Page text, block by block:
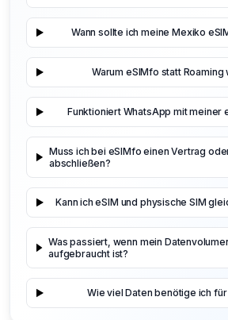
Wann sollte ich meine Mexiko
Warum eSIMfo statt Roaming
Funktioniert WhatsApp mit meiner
Muss ich bei eSIMfo einen Vertrag
abschließen?
Kann ich eSIM und physische SIM
Was passiert, wenn mein
aufgebraucht ist?
Wie viel Daten benötige ich